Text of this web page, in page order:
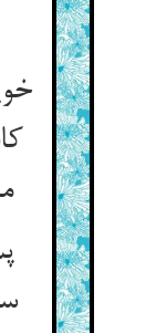
مناع شمس اکبرست